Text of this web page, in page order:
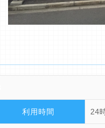
利用時間 24